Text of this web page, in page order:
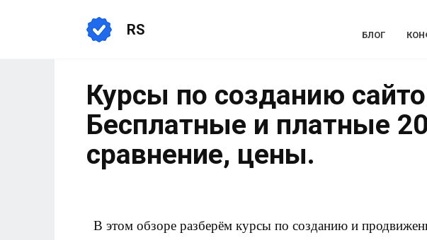
RS БЛОГ
Курсы по созданию
Бесплатные и платные
сравнение, цены.
В этом обзоре разберём курсы по созданию и